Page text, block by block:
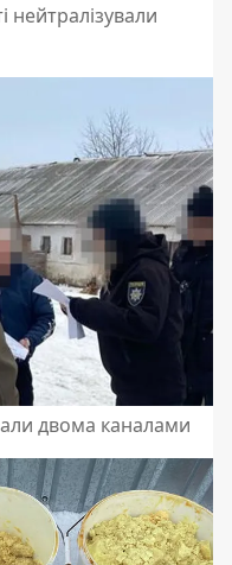
нейтралізували
двома каналами